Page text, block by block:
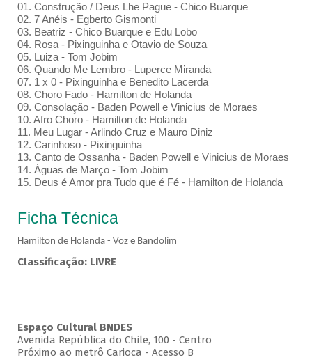
01. Construção / Deus Lhe Pague - Chico Buarque
02. 7 Anéis - Egberto Gismonti
03. Beatriz - Chico Buarque e Edu Lobo
04. Rosa - Pixinguinha e Otavio de Souza
05. Luiza - Tom Jobim
06. Quando Me Lembro - Luperce Miranda
07. 1 x 0 - Pixinguinha e Benedito Lacerda
08. Choro Fado - Hamilton de Holanda
09. Consolação - Baden Powell e Vinicius de Moraes
10. Afro Choro - Hamilton de Holanda
11. Meu Lugar - Arlindo Cruz e Mauro Diniz
12. Carinhoso - Pixinguinha
13. Canto de Ossanha - Baden Powell e Vinicius de Moraes
14. Águas de Março - Tom Jobim
15. Deus é Amor pra Tudo que é Fé - Hamilton de Holanda
Ficha Técnica
Hamilton de Holanda - Voz e Bandolim
Classificação: LIVRE
Espaço Cultural BNDES
Avenida República do Chile, 100 - Centro
Próximo ao metrô Carioca - Acesso B